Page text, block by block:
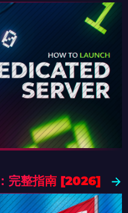
完整指南 [2026]